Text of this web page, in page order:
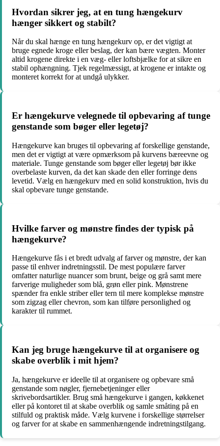
Hvordan sikrer jeg, at en tung hængekurv
hænger sikkert og stabilt?
Når du skal hænge en tung hængekurv op, er det vigtigt at
bruge egnede kroge eller beslag, der kan bære vægten. Monter
altid krogene direkte i en væg- eller loftsbjælke for at sikre en
stabil ophængning. Tjek regelmæssigt, at krogene er intakte og
monteret korrekt for at undgå ulykker.
Er hængekurve velegnede til opbevaring af tunge
genstande som bøger eller legetøj?
Hængekurve kan bruges til opbevaring af forskellige genstande,
men det er vigtigt at være opmærksom på kurvens bæreevne og
materiale. Tunge genstande som bøger eller legetøj bør ikke
overbelaste kurven, da det kan skade den eller forringe dens
levetid. Vælg en hængekurv med en solid konstruktion, hvis du
skal opbevare tunge genstande.
Hvilke farver og mønstre findes der typisk på
hængekurve?
Hængekurve fås i et bredt udvalg af farver og mønstre, der kan
passe til enhver indretningsstil. De mest populære farver
omfatter naturlige nuancer som brunt, beige og grå samt mere
farverige muligheder som blå, grøn eller pink. Mønstrene
spænder fra enkle striber eller tern til mere komplekse mønstre
som zigzag eller chevron, som kan tilføre personlighed og
karakter til rummet.
Kan jeg bruge hængekurve til at organisere og
skabe overblik i mit hjem?
Ja, hængekurve er ideelle til at organisere og opbevare små
genstande som nøgler, fjernebetjeninger eller
skrivebordsartikler. Brug små hængekurve i gangen, køkkenet
eller på kontoret til at skabe overblik og samle småting på en
stilfuld og praktisk måde. Vælg kurvene i forskellige størrelser
og farver for at skabe en sammenhængende indretningstilgang.